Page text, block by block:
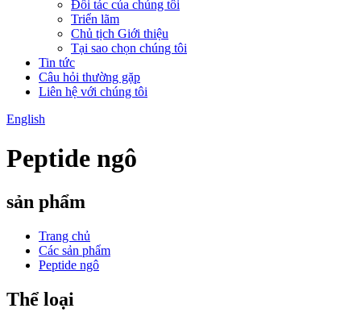
Đối tác của chúng tôi
Triển lãm
Chủ tịch Giới thiệu
Tại sao chọn chúng tôi
Tin tức
Câu hỏi thường gặp
Liên hệ với chúng tôi
English
Peptide ngô
sản phẩm
Trang chủ
Các sản phẩm
Peptide ngô
Thể loại